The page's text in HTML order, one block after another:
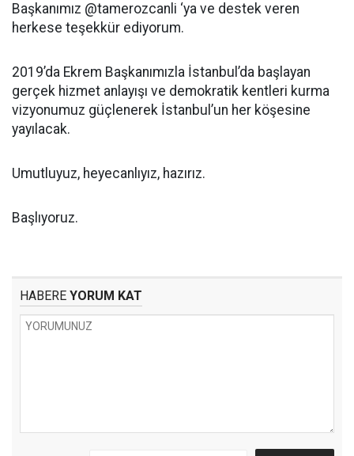
Başkanımız @tamerozcanli ‘ya ve destek veren
herkese teşekkür ediyorum.
2019’da Ekrem Başkanımızla İstanbul’da başlayan
gerçek hizmet anlayışı ve demokratik kentleri kurma
vizyonumuz güçlenerek İstanbul’un her köşesine
yayılacak.
Umutluyuz, heyecanlıyız, hazırız.
Başlıyoruz.
HABERE YORUM KAT